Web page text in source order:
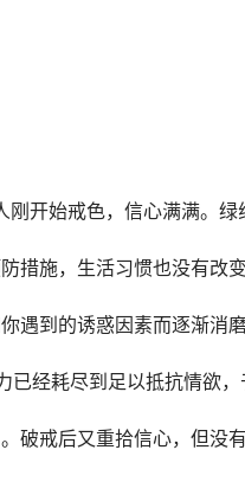
开始戒色，信心满满。绿
施，生活习惯也没有改变
到的诱惑因素而逐渐消磨
经耗尽到足以抵抗情欲，
戒后又重拾信心，但没有